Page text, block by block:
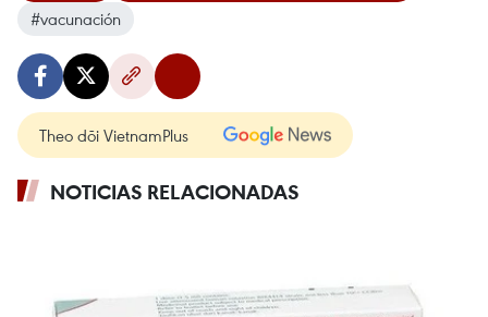
#vacunación
Theo dõi VietnamPlus
NOTICIAS RELACIONADAS